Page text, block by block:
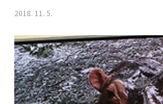
1080 의 WFHD 해상도를 가진 모니터로 75Hz
100%를 지원하는 모니터 입니다. HDR 입력
는 모델로 이전 모델에서 좀 더 업그레이드가
영화를 많이 보거나 좌우로 넓은 화면이 필요
가 될 것 같은데요. 21:9 비율의 동영상을..
2018. 11. 5.